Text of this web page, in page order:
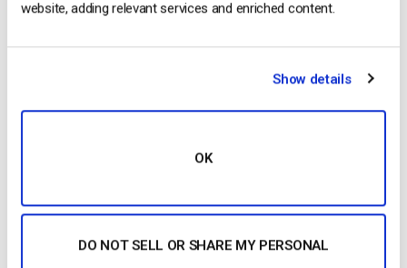
website, adding relevant services and enriched content.
Show details
OK
DO NOT SELL OR SHARE MY PERSONAL
fornecer conteúdos rápidos, escaláveis e fiáveis.